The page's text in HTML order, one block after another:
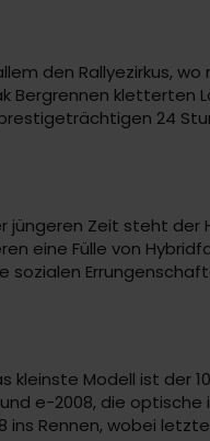
den Rallyezirkus,
Bergrennen kletterten
24
Zeit steht der
eine Fülle von
Modell ist der
e-2008, die
Rennen, wobei